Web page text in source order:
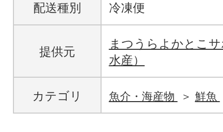
配送種別 冷凍便
提供元
まつうらよかとこ
水産）
カテゴリ 魚介・海産物 鮮魚